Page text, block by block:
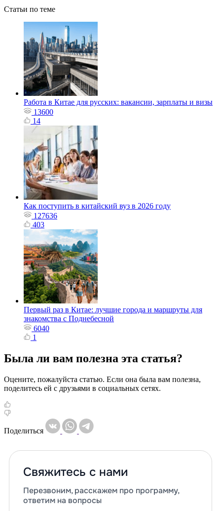
Статьи по теме
Работа в Китае для русских: вакансии, зарплаты и визы
13600
14
Как поступить в китайский вуз в 2026 году
127636
403
Первый раз в Китае: лучшие города и маршруты для
знакомства с Поднебесной
6040
1
Была ли вам полезна эта статья?
Оцените, пожалуйста статью. Если она была вам полезна,
поделитесь ей с друзьями в социальных сетях.
Поделиться
Свяжитесь с нами
Перезвоним, расскажем про программу,
ответим на вопросы